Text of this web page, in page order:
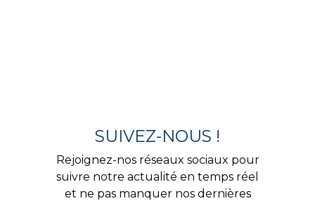
SUIVEZ-NOUS !
Rejoignez-nos réseaux sociaux pour
suivre notre actualité en temps réel
et ne pas manquer nos dernières